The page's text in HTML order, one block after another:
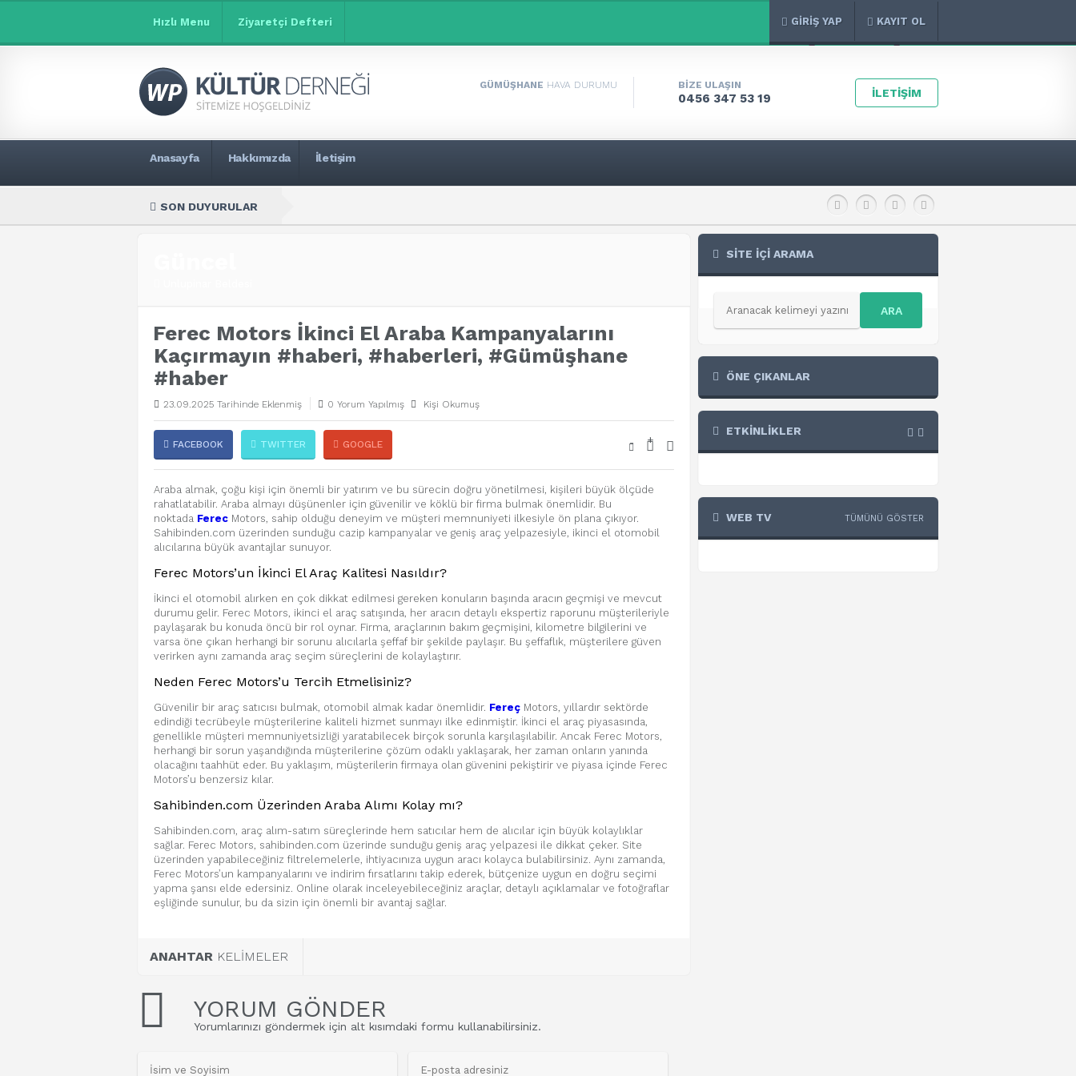
Hızlı Menu Ziyaretçi Defteri GİRİŞ YAP KAYIT OL
GÜMÜŞHANE HAVA DURUMU BİZE ULAŞIN
0456 347 53 19 İLETİŞİM
Anasayfa Hakkımızda İletişim
SON DUYURULAR
Ferec Motors İkinci El Araba Kampanyalarını
Kaçırmayın #haberi, #haberleri, #Gümüşhane
#haber
23.09.2025 Tarihinde Eklenmiş 0 Yorum Yapılmış Kişi Okumuş
FACEBOOK TWITTER GOOGLE - +
Araba almak, çoğu kişi için önemli bir yatırım ve bu sürecin doğru yönetilmesi, kişileri büyük ölçüde
rahatlatabilir. Araba almayı düşünenler için güvenilir ve köklü bir firma bulmak önemlidir. Bu
noktada Ferec Motors, sahip olduğu deneyim ve müşteri memnuniyeti ilkesiyle ön plana çıkıyor.
Sahibinden.com üzerinden sunduğu cazip kampanyalar ve geniş araç yelpazesiyle, ikinci el otomobil
alıcılarına büyük avantajlar sunuyor.
Ferec Motors’un İkinci El Araç Kalitesi Nasıldır?
İkinci el otomobil alırken en çok dikkat edilmesi gereken konuların başında aracın geçmişi ve mevcut
durumu gelir. Ferec Motors, ikinci el araç satışında, her aracın detaylı ekspertiz raporunu müşterileriyle
paylaşarak bu konuda öncü bir rol oynar. Firma, araçlarının bakım geçmişini, kilometre bilgilerini ve
varsa öne çıkan herhangi bir sorunu alıcılarla şeffaf bir şekilde paylaşır. Bu şeffaflık, müşterilere güven
verirken aynı zamanda araç seçim süreçlerini de kolaylaştırır.
Neden Ferec Motors’u Tercih Etmelisiniz?
Güvenilir bir araç satıcısı bulmak, otomobil almak kadar önemlidir. Fereç Motors, yıllardır sektörde
edindiği tecrübeyle müşterilerine kaliteli hizmet sunmayı ilke edinmiştir. İkinci el araç piyasasında,
genellikle müşteri memnuniyetsizliği yaratabilecek birçok sorunla karşılaşılabilir. Ancak Ferec Motors,
herhangi bir sorun yaşandığında müşterilerine çözüm odaklı yaklaşarak, her zaman onların yanında
olacağını taahhüt eder. Bu yaklaşım, müşterilerin firmaya olan güvenini pekiştirir ve piyasa içinde Ferec
Motors’u benzersiz kılar.
Sahibinden.com Üzerinden Araba Alımı Kolay mı?
Sahibinden.com, araç alım-satım süreçlerinde hem satıcılar hem de alıcılar için büyük kolaylıklar
sağlar. Ferec Motors, sahibinden.com üzerinde sunduğu geniş araç yelpazesi ile dikkat çeker. Site
üzerinden yapabileceğiniz filtrelemelerle, ihtiyacınıza uygun aracı kolayca bulabilirsiniz. Aynı zamanda,
Ferec Motors’un kampanyalarını ve indirim fırsatlarını takip ederek, bütçenize uygun en doğru seçimi
yapma şansı elde edersiniz. Online olarak inceleyebileceğiniz araçlar, detaylı açıklamalar ve fotoğraflar
eşliğinde sunulur, bu da sizin için önemli bir avantaj sağlar.
ANAHTAR KELİMELER
YORUM GÖNDER
Yorumlarınızı göndermek için alt kısımdaki formu kullanabilirsiniz.
SİTE İÇİ ARAMA
ARA
ÖNE ÇIKANLAR
ETKİNLİKLER
WEB TV TÜMÜNÜ GÖSTER